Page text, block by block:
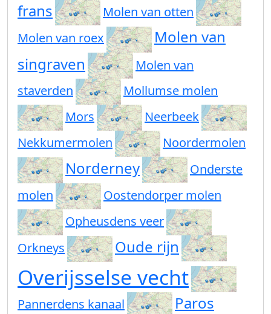
frans
Molen van otten
Molen van roex
Molen van
singraven
Molen van
staverden
Mollumse molen
Mors
Neerbeek
Nekkumermolen
Noordermolen
Norderney
Onderste
molen
Oostendorper molen
Opheusdens veer
Orkneys
Oude rijn
Overijsselse vecht
Pannerdens kanaal Paros